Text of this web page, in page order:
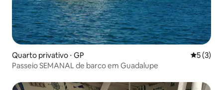
Quarto privativo ⋅ GP 5 de
5 (3)
Passeio SEMANAL de barco em Guadalupe